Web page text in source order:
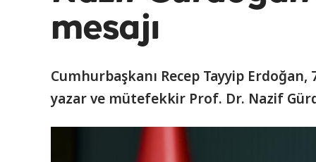
mesajı
Cumhurbaşkanı Recep Tayyip
yazar ve mütefekkir Prof. Dr. Nazif